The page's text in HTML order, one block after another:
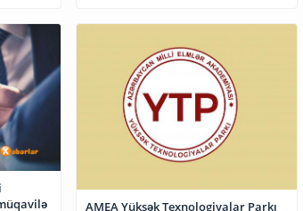
AMEA Yüksək Texnologiyalar Parkı